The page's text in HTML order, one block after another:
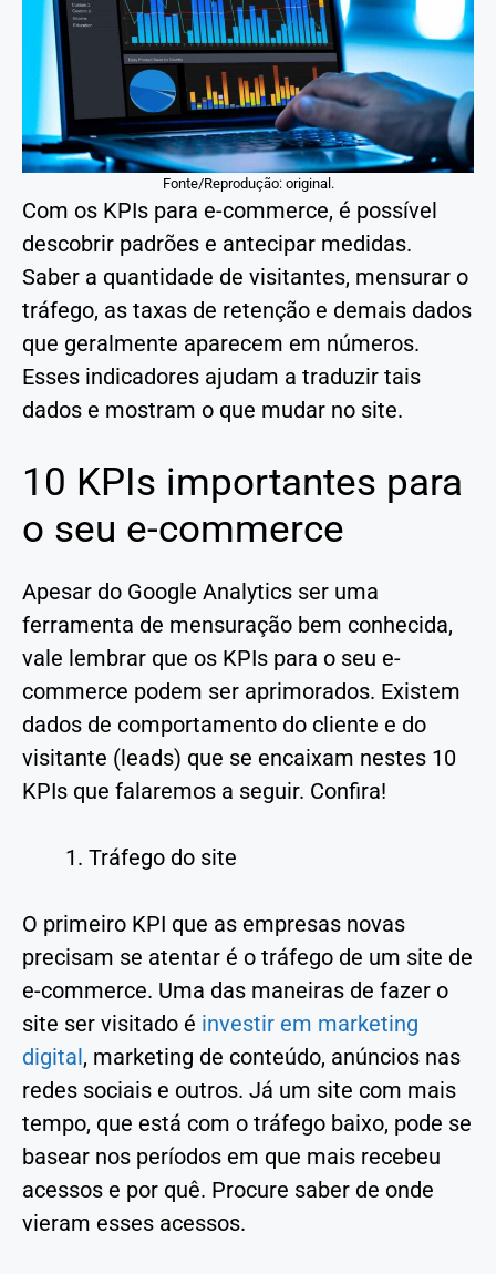
Fonte/Reprodução: original.
Com os KPIs para e-commerce, é possível
descobrir padrões e antecipar medidas.
Saber a quantidade de visitantes, mensurar o
tráfego, as taxas de retenção e demais dados
que geralmente aparecem em números.
Esses indicadores ajudam a traduzir tais
dados e mostram o que mudar no site.
10 KPIs importantes para
o seu e-commerce
Apesar do Google Analytics ser uma
ferramenta de mensuração bem conhecida,
vale lembrar que os KPIs para o seu e-
commerce podem ser aprimorados. Existem
dados de comportamento do cliente e do
visitante (leads) que se encaixam nestes 10
KPIs que falaremos a seguir. Confira!
Tráfego do site
O primeiro KPI que as empresas novas
precisam se atentar é o tráfego de um site de
e-commerce. Uma das maneiras de fazer o
site ser visitado é investir em marketing
digital, marketing de conteúdo, anúncios nas
redes sociais e outros. Já um site com mais
tempo, que está com o tráfego baixo, pode se
basear nos períodos em que mais recebeu
acessos e por quê. Procure saber de onde
vieram esses acessos.